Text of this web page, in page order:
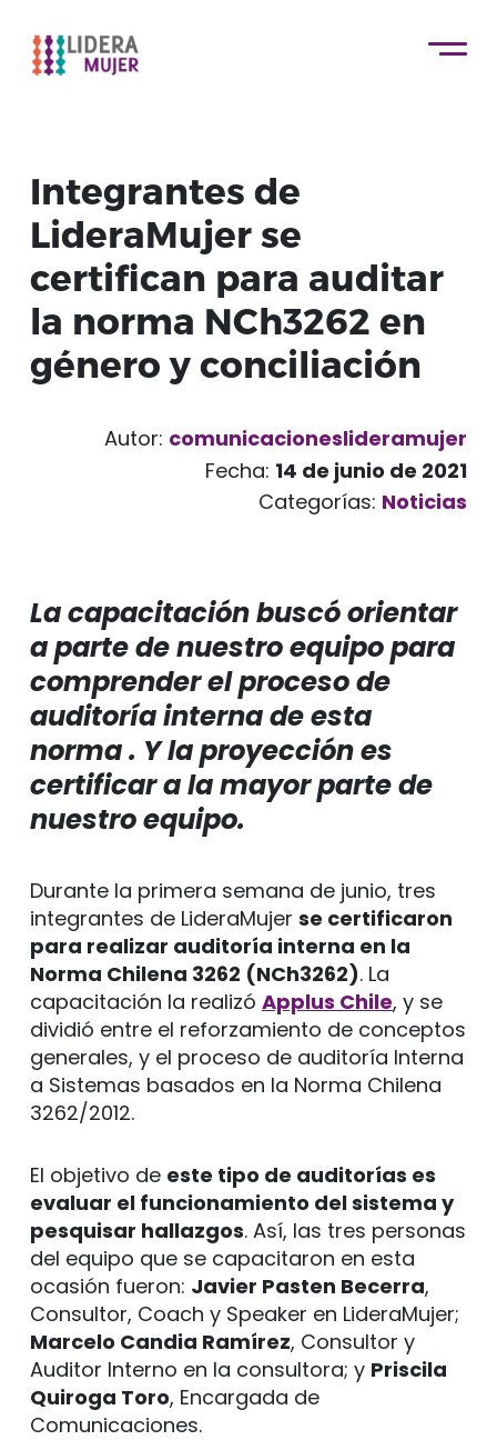
Integrantes de
LideraMujer se
certifican para auditar
la norma NCh3262 en
género y conciliación
Autor: comunicacioneslideramujer
Fecha: 14 de junio de 2021
Categorías: Noticias
La capacitación buscó orientar
a parte de nuestro equipo para
comprender el proceso de
auditoría interna de esta
norma . Y la proyección es
certificar a la mayor parte de
nuestro equipo.
Durante la primera semana de junio, tres
integrantes de LideraMujer se certificaron
para realizar auditoría interna en la
Norma Chilena 3262 (NCh3262). La
capacitación la realizó Applus Chile, y se
dividió entre el reforzamiento de conceptos
generales, y el proceso de auditoría Interna
a Sistemas basados en la Norma Chilena
3262/2012.
El objetivo de este tipo de auditorías es
evaluar el funcionamiento del sistema y
pesquisar hallazgos. Así, las tres personas
del equipo que se capacitaron en esta
ocasión fueron: Javier Pasten Becerra,
Consultor, Coach y Speaker en LideraMujer;
Marcelo Candia Ramírez, Consultor y
Auditor Interno en la consultora; y Priscila
Quiroga Toro, Encargada de
Comunicaciones.